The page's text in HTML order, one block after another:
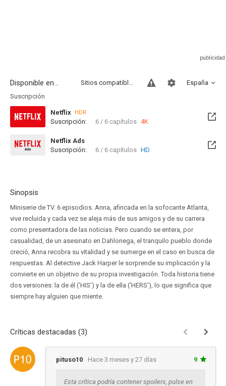
Disponible en... España
Sitios compatibles
Suscripción
Netflix HDR
Suscripción: 6 / 6 capítulos 4K
Netflix Ads
Suscripción:
6 / 6 capítulos HD
Sinopsis
Miniserie de TV. 6 episodios. Anna, afincada en la sofocante Atlanta,
vive recluida y cada vez se aleja más de sus amigos y de su carrera
como presentadora de las noticias. Pero cuando se entera, por
casualidad, de un asesinato en Dahlonega, el tranquilo pueblo donde
creció, Anna recobra su vitalidad y se sumerge en el caso en busca de
respuestas. Al detective Jack Harper le sorprende su implicación y la
convierte en un objetivo de su propia investigación. Toda historia tiene
dos versiones: la de él (‘HIS’) y la de ella (‘HERS’), lo que significa que
siempre hay alguien que miente.
Críticas destacadas (3)
pituso10 Hace 3 meses y 27 días 9
Esta crítica podría contener spoilers, pulse en